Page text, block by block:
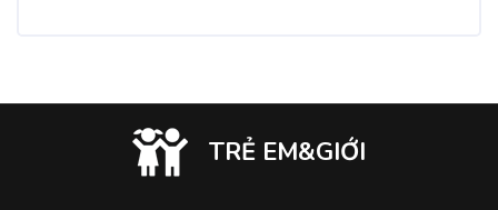
TRẺ EM&GIỚI